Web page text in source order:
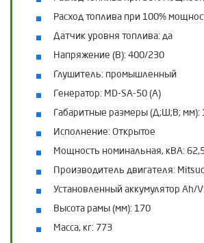
Расход топлива при 100%
Датчик уровня топлива: да
Напряжение (В): 400/230
Глушитель: промышленный
Генератор: MD-SA-50 (A)
Габаритные размеры (Д;Ш;В; мм):
Исполнение: Открытое
Мощность номинальная, кВА:
Производитель двигателя:
Установленный аккумулятор Ah/
Высота рамы (мм): 170
Масса, кг: 773